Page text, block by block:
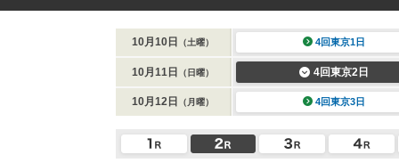
10月10日 （土曜） 4回東京1日
10月11日 （日曜） 4回東京2日
10月12日 （月曜） 4回東京3日